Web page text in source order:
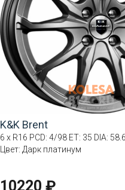
K&K Brent
6 x R16 PCD: 4/98 ET: 35 DIA: 58.6
Цвет: Дарк платинум
10220 ₽